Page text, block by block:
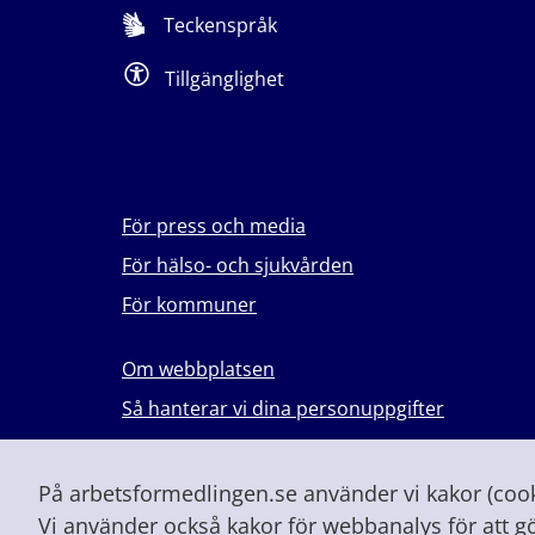
På arbetsformedlingen.se använder vi kakor
Vi använder också kakor för webbanalys för att
Teckenspråk
Tillgänglighet
För press och media
För hälso- och sjukvården
För kommuner
Om webbplatsen
Så hanterar vi dina personuppgifter
Lever du med våld i en nära relation?
Vid höjd beredskap och krig